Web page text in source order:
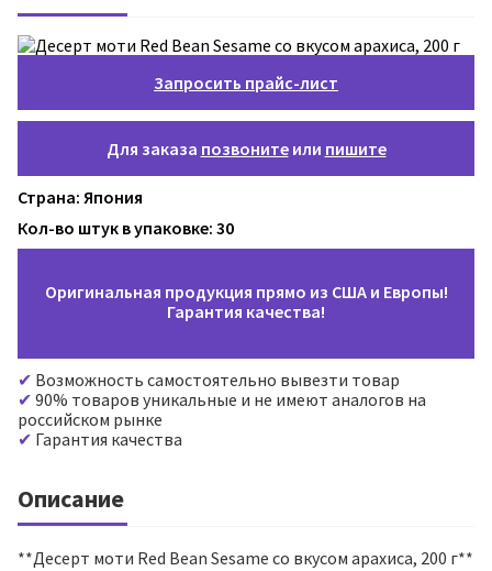
Запросить прайс-лист
Для заказа позвонитеили пишите
Страна: Япония
Кол-во штук в упаковке: 30
Оригинальная продукция прямо из США и Европы!
Гарантия качества!
Возможность самостоятельно вывезти товар
90% товаров уникальные и не имеют аналогов на
российском рынке
Гарантия качества
Описание
**Десерт моти Red Bean Sesame со вкусом арахиса, 200 г**